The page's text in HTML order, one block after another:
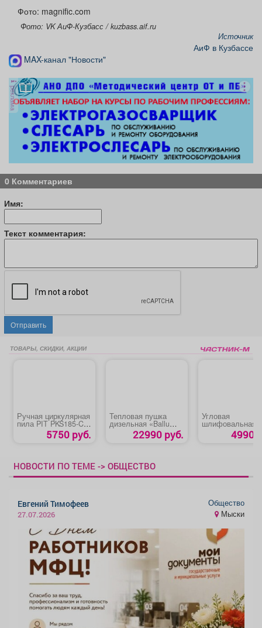
Фото: magnific.com
Фото: VK АиФ-Кузбасс / kuzbass.aif.ru
Источник
АиФ в Кузбассе
MAX-канал "Новости"
реклама
0 Комментариев
Имя:
Текст комментария:
Отправить
ТОВАРЫ, СКИДКИ, АКЦИИ
Ручная циркулярная
пила PIT PKS185-C2/
5750 руб.
Тепловая пушка
дизельная «Ballu
BHDP-10»22990 руб.
Угловая
шлифовальная
машина
HAG1012»4990
НОВОСТИ ПО ТЕМЕ -> ОБЩЕСТВО
Евгений Тимофеев
27.07.2026
Общество
Мыски